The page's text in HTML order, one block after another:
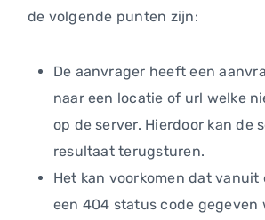
de volgende punten zijn:
De aanvrager heeft een
naar een locatie of url welke
op de server. Hierdoor kan de
resultaat terugsturen.
Het kan voorkomen dat vanuit
een 404 status code gegeven